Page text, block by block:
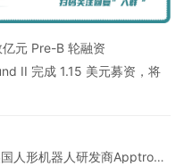
元 Pre-B 轮融资
II 完成 1.15 美元募资，将
人形机器人研发商Apptronik